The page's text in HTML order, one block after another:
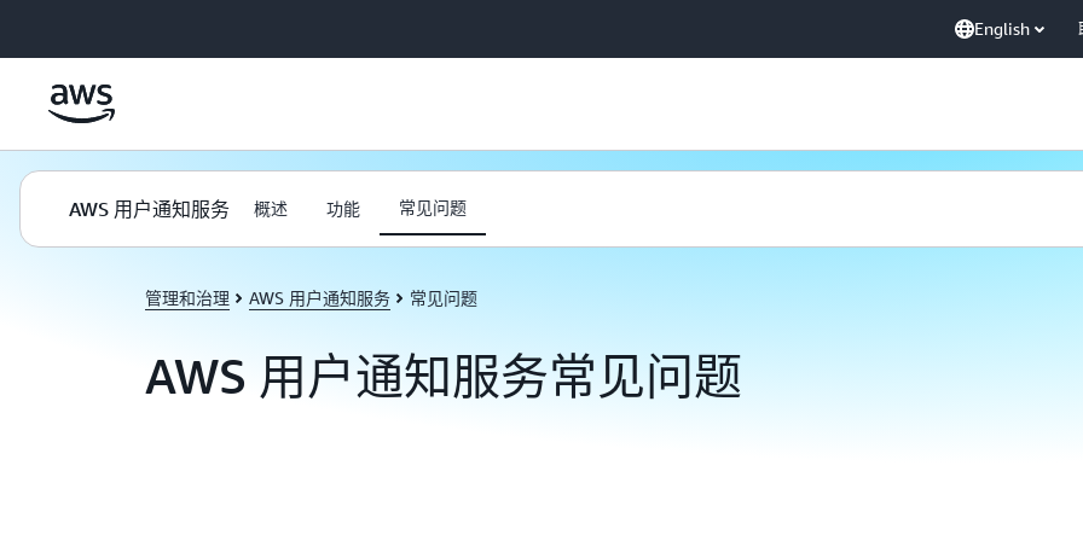
English
AWS 用户通知服务 概述 功能 常见问题
管理和治理 AWS 用户通知服务 常见问题
AWS 用户通知服务常见问题